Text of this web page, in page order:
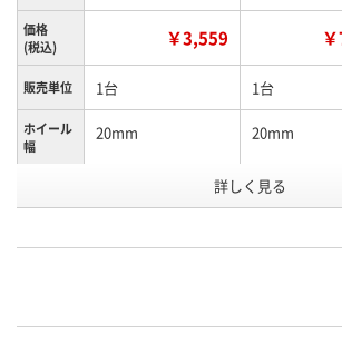
価格
(税込)
￥3,559
販売単位 1台 1台
ホイール
幅
20mm 20mm
P627459
詳しく見る